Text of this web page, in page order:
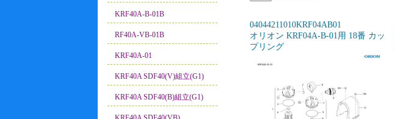
KRF40A-B-01B
RF40A-VB-01B
KRF40A-01
KRF40A SDF40(V)組立(G1)
KRF40A SDF40(B)組立(G1)
04044211010KRF04AB01
オリオン KRF04A-B-01用 18番 カッ
プリング